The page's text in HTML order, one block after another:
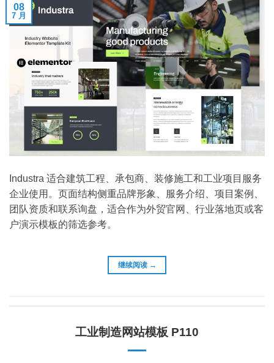
08
7 月
Industra 适合建筑工程、承包商、装修施工和工业项目服务
企业使用。页面结构侧重品牌形象、服务介绍、项目案例、
团队资质和联系询盘，适合作为外贸官网、行业落地页或客
户演示模板的筛选参考。
继续阅读 →
工业制造网站模板 P110